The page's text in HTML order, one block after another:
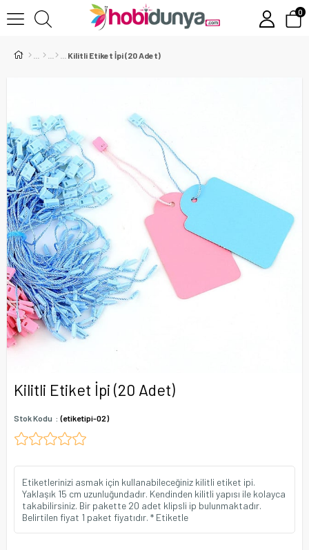
0
Kilitli Etiket İpi (20 Adet)
Kilitli Etiket İpi (20 Adet)
Stok Kodu (etiketipi-02)
Etiketlerinizi asmak için kullanabileceğiniz kilitli etiket ipi.
Yaklaşık 15 cm uzunluğundadır. Kendinden kilitli yapısı ile kolayca
takabilirsiniz. Bir pakette 20 adet klipsli ip bulunmaktadır.
Belirtilen fiyat 1 paket fiyatıdır. * Etiketle